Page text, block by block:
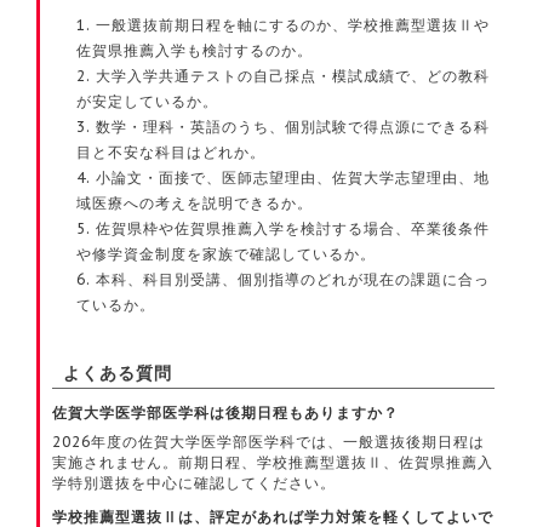
一般選抜前期日程を軸にするのか、学校推薦型選抜Ⅱや
佐賀県推薦入学も検討するのか。
大学入学共通テストの自己採点・模試成績で、どの教科
が安定しているか。
数学・理科・英語のうち、個別試験で得点源にできる科
目と不安な科目はどれか。
小論文・面接で、医師志望理由、佐賀大学志望理由、地
域医療への考えを説明できるか。
佐賀県枠や佐賀県推薦入学を検討する場合、卒業後条件
や修学資金制度を家族で確認しているか。
本科、科目別受講、個別指導のどれが現在の課題に合っ
ているか。
よくある質問
佐賀大学医学部医学科は後期日程もありますか？
2026年度の佐賀大学医学部医学科では、一般選抜後期日程は
実施されません。前期日程、学校推薦型選抜Ⅱ、佐賀県推薦入
学特別選抜を中心に確認してください。
学校推薦型選抜Ⅱは、評定があれば学力対策を軽くしてよいで